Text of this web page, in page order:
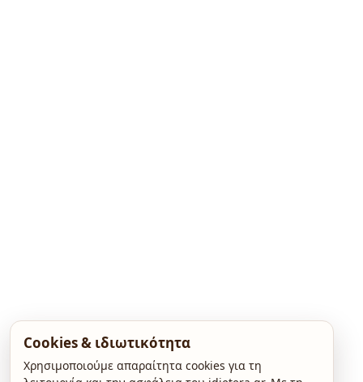
Cookies & ιδιωτικότητα
Χρησιμοποιούμε απαραίτητα cookies για τη